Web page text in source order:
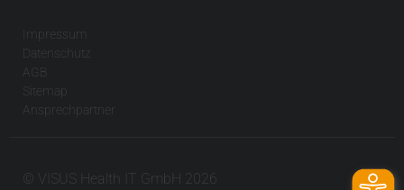
Impressum
Datenschutz
AGB
Sitemap
Ansprechpartner
© VISUS Health IT GmbH 2026